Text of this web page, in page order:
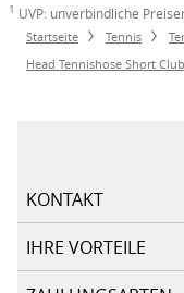
1 UVP: unverbindliche
Startseite Tennis
Head Tennishose Short
KONTAKT
IHRE VORTEILE